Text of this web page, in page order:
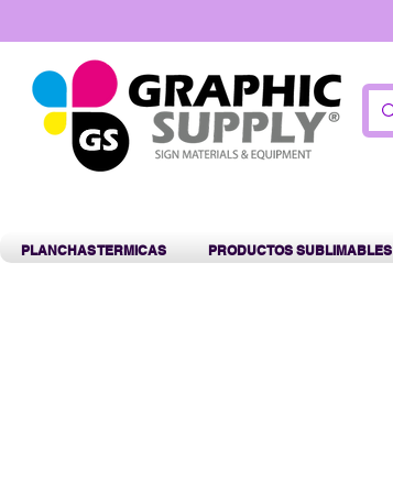
PLANCHAS TERMICAS PRODUCTOS SUBLIMABLES